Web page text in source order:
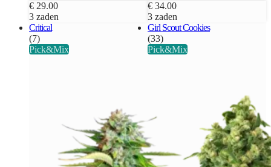
€ 29.00
3 zaden
€ 34.00
3 zaden
Critical
(7)
Pick&Mix
Girl Scout Cookies
(33)
Pick&Mix